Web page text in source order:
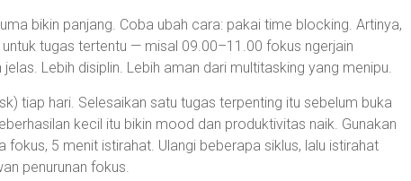
bikin panjang. Coba ubah cara: pakai time blocking. Artinya,
tugas tertentu — misal 09.00–11.00 fokus ngerjain
Lebih disiplin. Lebih aman dari multitasking yang menipu.
tiap hari. Selesaikan satu tugas terpenting itu sebelum buka
kecil itu bikin mood dan produktivitas naik. Gunakan
5 menit istirahat. Ulangi beberapa siklus, lalu istirahat
penurunan fokus.